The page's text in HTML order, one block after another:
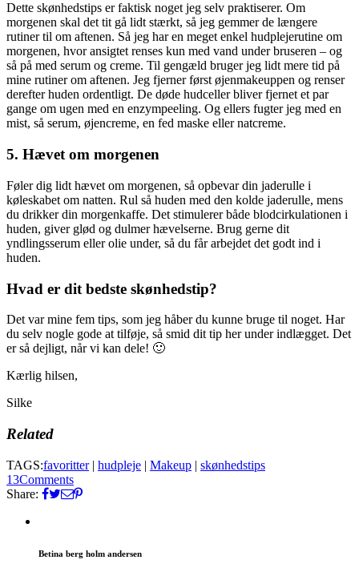
Dette skønhedstips er faktisk noget jeg selv praktiserer. Om
morgenen skal det tit gå lidt stærkt, så jeg gemmer de længere
rutiner til om aftenen. Så jeg har en meget enkel hudplejerutine om
morgenen, hvor ansigtet renses kun med vand under bruseren – og
så på med serum og creme. Til gengæld bruger jeg lidt mere tid på
mine rutiner om aftenen. Jeg fjerner først øjenmakeuppen og renser
derefter huden ordentligt. De døde hudceller bliver fjernet et par
gange om ugen med en enzympeeling. Og ellers fugter jeg med en
mist, så serum, øjencreme, en fed maske eller natcreme.
5. Hævet om morgenen
Føler dig lidt hævet om morgenen, så opbevar din jaderulle i
køleskabet om natten. Rul så huden med den kolde jaderulle, mens
du drikker din morgenkaffe. Det stimulerer både blodcirkulationen i
huden, giver glød og dulmer hævelserne. Brug gerne dit
yndlingsserum eller olie under, så du får arbejdet det godt ind i
huden.
Hvad er dit bedste skønhedstip?
Det var mine fem tips, som jeg håber du kunne bruge til noget. Har
du selv nogle gode at tilføje, så smid dit tip her under indlægget. Det
er så dejligt, når vi kan dele! 🙂
Kærlig hilsen,
Silke
Related
TAGS:favoritter| hudpleje | Makeup | skønhedstips
13Comments
Share:
Betina berg holm andersen